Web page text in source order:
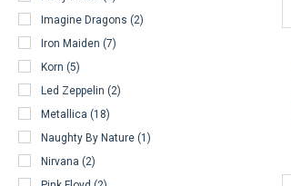
Imagine Dragons (2)
Iron Maiden (7)
Korn (5)
Led Zeppelin (2)
Metallica (18)
Naughty By Nature (1)
Nirvana (2)